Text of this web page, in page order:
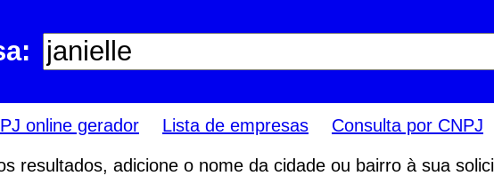
online gerador Lista de empresas Consulta por CNPJ
resultados, adicione o nome da cidade ou bairro à sua